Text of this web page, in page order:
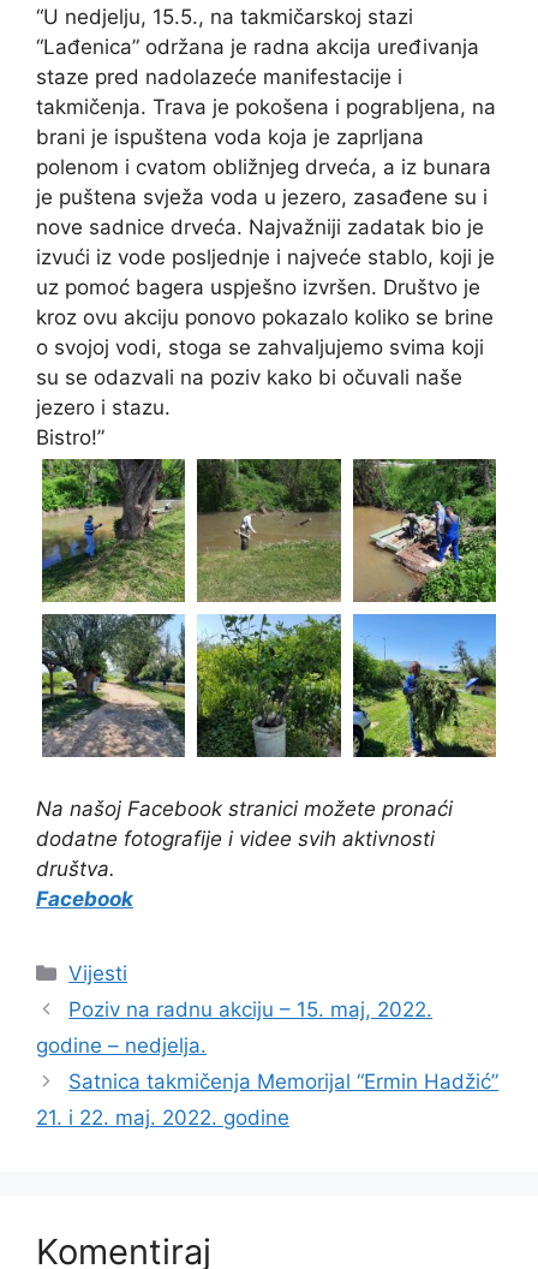
“U nedjelju, 15.5., na takmičarskoj stazi
“Lađenica” održana je radna akcija uređivanja
staze pred nadolazeće manifestacije i
takmičenja. Trava je pokošena i pograbljena, na
brani je ispuštena voda koja je zaprljana
polenom i cvatom obližnjeg drveća, a iz bunara
je puštena svježa voda u jezero, zasađene su i
nove sadnice drveća. Najvažniji zadatak bio je
izvući iz vode posljednje i najveće stablo, koji je
uz pomoć bagera uspješno izvršen. Društvo je
kroz ovu akciju ponovo pokazalo koliko se brine
o svojoj vodi, stoga se zahvaljujemo svima koji
su se odazvali na poziv kako bi očuvali naše
jezero i stazu.
Bistro!”
Na našoj Facebook stranici možete pronaći
dodatne fotografije i videe svih aktivnosti
društva.
Facebook
Vijesti
Poziv na radnu akciju – 15. maj, 2022.
godine – nedjelja.
Satnica takmičenja Memorijal “Ermin Hadžić”
21. i 22. maj. 2022. godine
Komentiraj